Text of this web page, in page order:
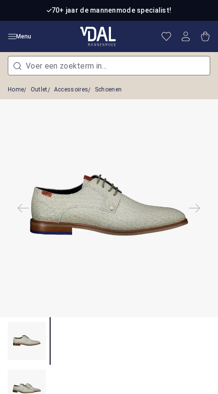
Ga naar de hoofdinhoud70+ jaar de mannenmode specialist!
Menu Je hebt 0
Home Outlet Accessoires Schoenen